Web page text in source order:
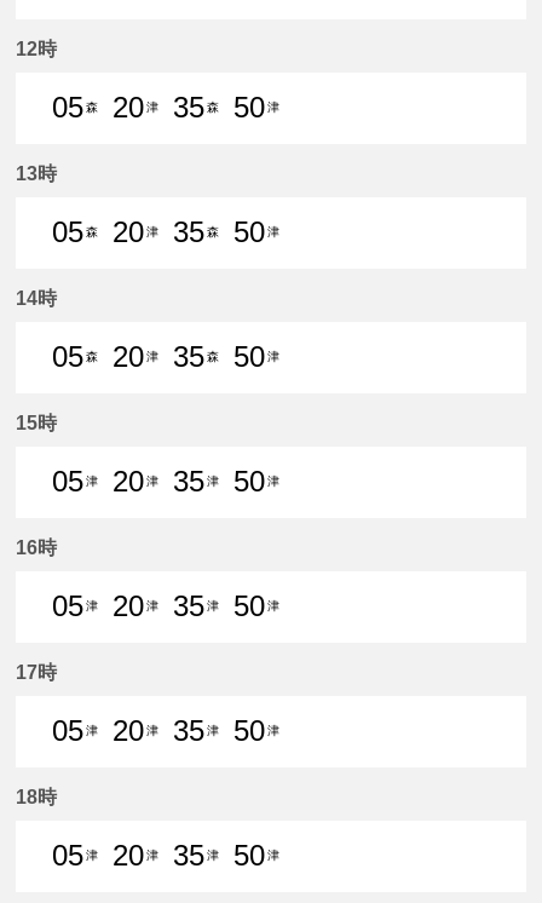
12時
05森
20津
35森
50津
13時
05森
20津
35森
50津
14時
05森
20津
35森
50津
15時
05津
20津
35津
50津
16時
05津
20津
35津
50津
17時
05津
20津
35津
50津
18時
05津
20津
35津
50津